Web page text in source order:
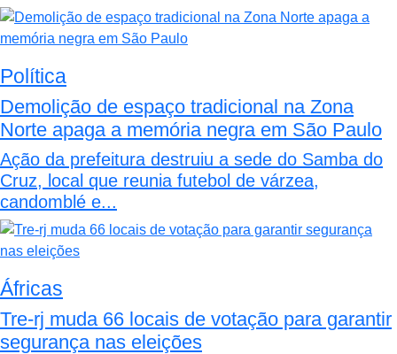
Política
Demolição de espaço tradicional na Zona
Norte apaga a memória negra em São Paulo
Ação da prefeitura destruiu a sede do Samba do
Cruz, local que reunia futebol de várzea,
candomblé e...
Áfricas
Tre-rj muda 66 locais de votação para garantir
segurança nas eleições